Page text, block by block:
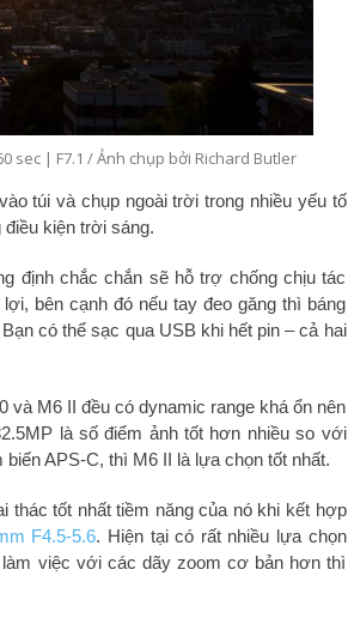
sec | F7.1 / Ảnh chụp bởi Richard Butler
túi và chụp ngoài trời trong nhiều yếu tố
kiện trời sáng.
định chắc chắn sẽ hỗ trợ chống chịu tác
bên cạnh đó nếu tay đeo găng thì báng
có thể sạc qua USB khi hết pin – cả hai
M6 II đều có dynamic range khá ổn nên
là số điểm ảnh tốt hơn nhiều so với
APS-C, thì M6 II là lựa chọn tốt nhất.
thác tốt nhất tiềm năng của nó khi kết hợp
F4.5-5.6. Hiện tại có rất nhiều lựa chọn
việc với các dãy zoom cơ bản hơn thì